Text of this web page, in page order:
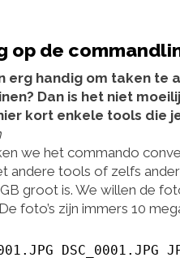
op de
erg handig om taken te
Dan is het niet
kort enkele tools die
we het commando
andere tools of zelfs
groot is. We willen de
foto’s zijn immers 10
DSC_0001.JPG